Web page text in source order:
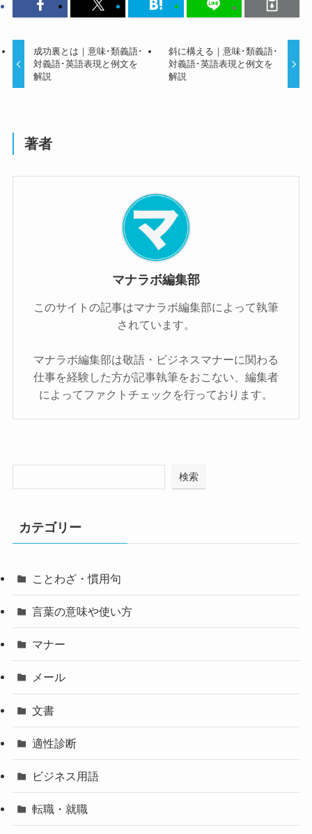
成功裏とは｜意味･類義語･
対義語･英語表現と例文を
解説
斜に構える｜意味･類義語･
対義語･英語表現と例文を
解説
著者
マナラボ編集部
このサイトの記事はマナラボ編集部によって執筆
されています。
マナラボ編集部は敬語・ビジネスマナーに関わる
仕事を経験した方が記事執筆をおこない、編集者
によってファクトチェックを行っております。
検索
カテゴリー
ことわざ・慣用句
言葉の意味や使い方
マナー
メール
文書
適性診断
ビジネス用語
転職・就職